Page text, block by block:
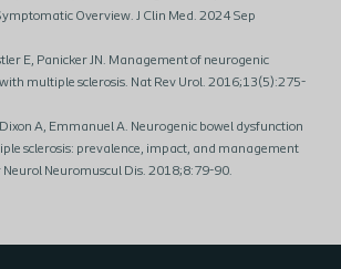
Overview. J Clin Med. 2024 Sep
E, Panicker JN. Management of neurogenic
multiple sclerosis. Nat Rev Urol. 2016;13(5):275-
A, Emmanuel A. Neurogenic bowel dysfunction
sclerosis: prevalence, impact, and management
Neuromuscul Dis. 2018;8:79-90.